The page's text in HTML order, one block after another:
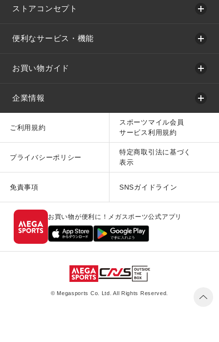
ストアコンセプト
便利なサービス・機能
お買い物ガイド
企業情報
ご利用規約
スポーツマイル会員
サービス利用規約
プライバシーポリシー
特定商取引法に基づく
表示
免責事項 SNSガイドライン
お買い物が便利に！メガスポーツ公式アプリ
© Megasports Co. Ltd. All Rights Reserved.